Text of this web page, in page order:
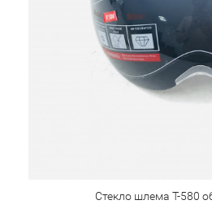
Стекло шлема Т-580